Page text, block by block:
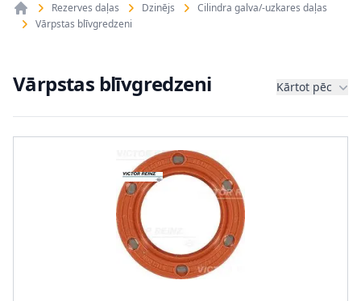
Rezerves daļas Dzinējs
Cilindra galva/-uzkares daļas
Vārpstas blīvgredzeni
Vārpstas blīvgredzeni Kārtot pēc